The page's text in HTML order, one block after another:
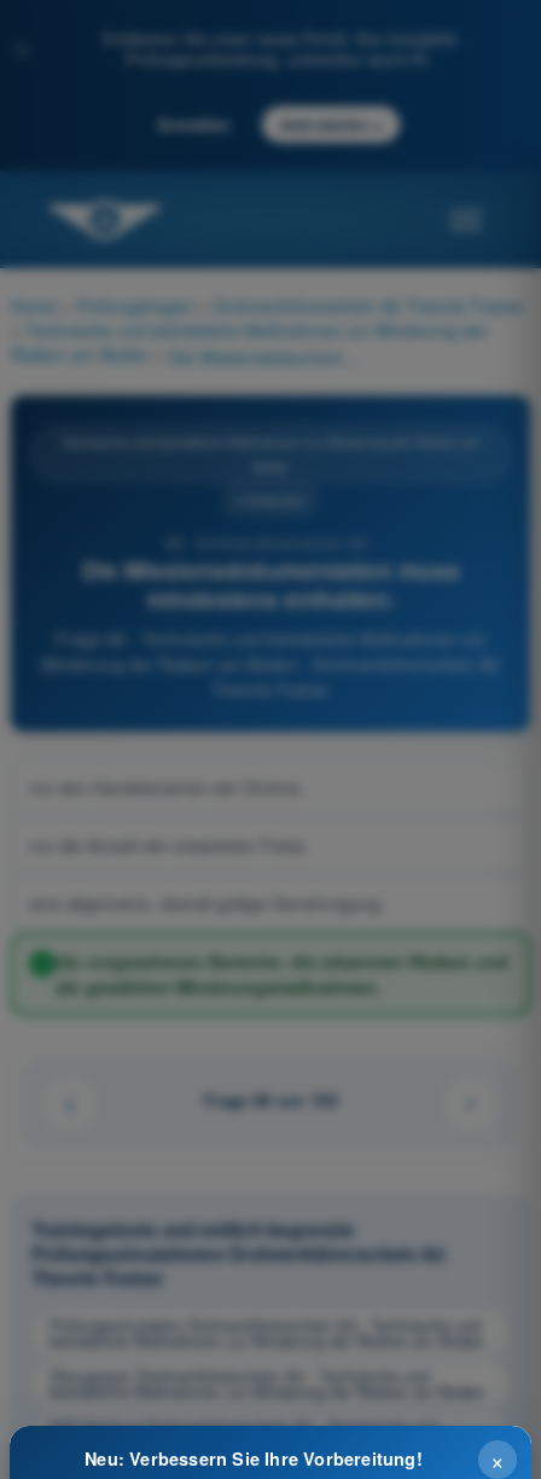
Entdecken Sie unser neues Portal: Ihre komplette
Prüfungsvorbereitung, unterstützt durch KI.
Anmelden Jetzt starten
Home Prüfungsfragen
Drohnenführerschein A2 Theorie-Trainer
Technische und betriebliche Maßnahmen zur Minderung der
Risiken am Boden
Die Missionsdokumentation muss
mindestens enthalten:
Frage 68 - Technische und betriebliche Maßnahmen zur
die vorgesehenen Bereiche, die erkannten Risiken und
die gewählten Minderungsmaßnahmen.
Frage 68 von 100
Trainingstests und zeitlich begrenzte
Prüfungssimulationen Drohnenführerschein A2
Theorie-Trainer
Prüfungssimulation Drohnenführerschein A2 - Technische und
Übungsquiz Drohnenführerschein A2 - Technische und
betriebliche Maßnahmen zur Minderung der Risiken am Boden
PDF-Prüfung Drohnenführerschein A2 - Technische und
betriebliche Maßnahmen zur Minderung der Risiken am Boden ×
Neu: Verbessern Sie Ihre Vorbereitung!